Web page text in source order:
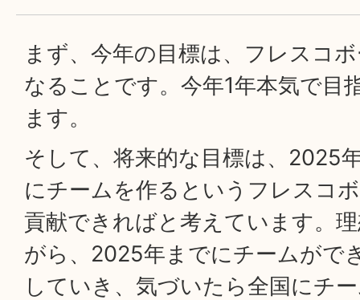
まず、今年の目標は、フレスコ
なることです。今年1年本気で目
ます。
そして、将来的な目標は、2025
にチームを作るというフレスコ
貢献できればと考えています。
がら、2025年までにチームがで
していき、気づいたら全国にチ